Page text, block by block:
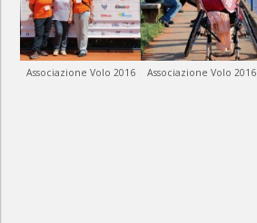
Associazione Volo 2016 Associazione Volo 2016